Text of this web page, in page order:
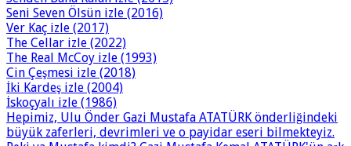
Seni Seven Ölsün izle (2016)
Ver Kaç izle (2017)
The Cellar izle (2022)
The Real McCoy izle (1993)
Cin Çeşmesi izle (2018)
İki Kardeş izle (2004)
İskoçyalı izle (1986)
Hepimiz, Ulu Önder Gazi Mustafa ATATÜRK önderliğindeki
büyük zaferleri, devrimleri ve o payidar eseri bilmekteyiz.